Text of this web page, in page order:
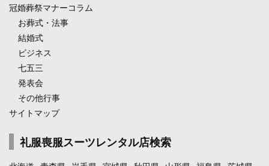
冠婚葬祭マナーコラム
お葬式・法事
結婚式
ビジネス
七五三
発表会
その他行事
サイトマップ
礼服喪服スーツレンタル店検索